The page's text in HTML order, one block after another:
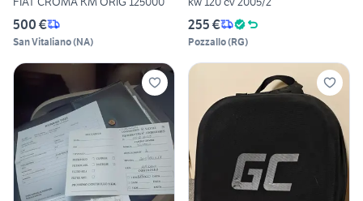
500 €
San Vitaliano(NA)
255 €
Pozzallo(RG)